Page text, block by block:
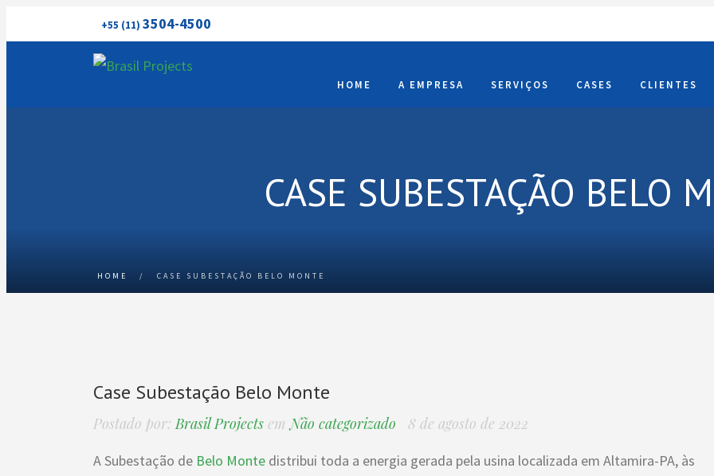
+55 (11) 3504-4500
HOME A EMPRESA SERVIÇOS CASES CLIENTES
CASE SUBESTAÇÃO BELO
HOME / CASE SUBESTAÇÃO BELO MONTE
Case Subestação Belo Monte
Postado por: Brasil Projects em Não categorizado 8 de agosto de 2022
A Subestação de Belo Monte distribui toda a energia gerada pela usina localizada em Altamira-PA, às